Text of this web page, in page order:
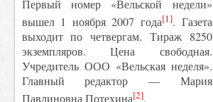
Первый номер «Вельской недели»
вышел 1 ноября 2007 года[1]. Газета
выходит по четвергам. Тираж 8250
экземпляров. Цена свободная.
Учредитель ООО «Вельская неделя».
Главный редактор — Мария
Павлиновна Потехина[2].